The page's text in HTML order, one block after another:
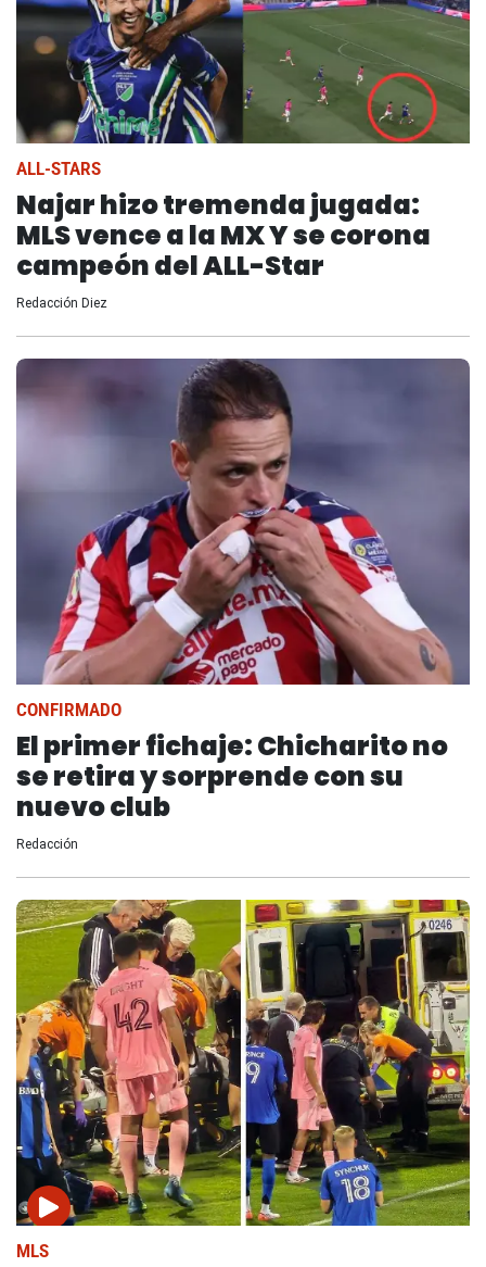
ALL-STARS
Najar hizo tremenda jugada:
MLS vence a la MX Y se corona
campeón del ALL-Star
Redacción Diez
CONFIRMADO
El primer fichaje: Chicharito no
se retira y sorprende con su
nuevo club
Redacción
MLS